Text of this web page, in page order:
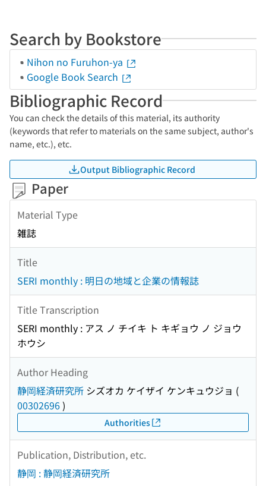
Search by Bookstore
Nihon no Furuhon-ya
Google Book Search
Bibliographic Record
You can check the details of this material, its authority
(keywords that refer to materials on the same subject, author's
name, etc.), etc.
Output Bibliographic Record
Paper
Material Type
雑誌
Title
SERI monthly : 明日の地域と企業の情報誌
Title Transcription
SERI monthly : アス ノ チイキ ト キギョウ ノ ジョウ
ホウシ
Author Heading
静岡経済研究所 シズオカ ケイザイ ケンキュウジョ (
00302696)
Authorities
Publication, Distribution, etc.
静岡 : 静岡経済研究所